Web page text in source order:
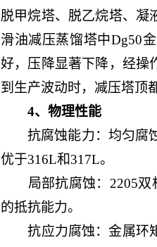
脱甲烷塔、脱乙烷塔、凝
滑油减压蒸馏塔中Dg50
好，压降显著下降，经操
到生产波动时，减压塔顶
4、物理性能
抗腐蚀能力：均匀腐蚀
优于316L和317L。
局部抗腐蚀：2205双相
的抵抗能力。
抗应力腐蚀：金属环矩